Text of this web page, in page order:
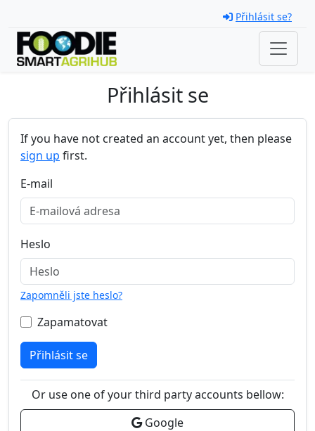
Přihlásit se?
Přihlásit se
If you have not created an account yet, then please
sign up first.
E-mail
Heslo
Zapomněli jste heslo?
Zapamatovat
Přihlásit se
Or use one of your third party accounts bellow:
Google